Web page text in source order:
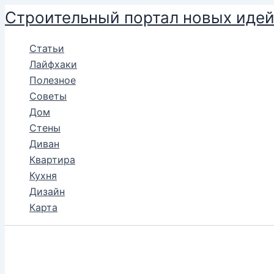
Перейти
к
содержимому
Строительный портал новых идей
Статьи
Лайфхаки
Полезное
Советы
Дом
Стены
Диван
Квартира
Кухня
Дизайн
Карта